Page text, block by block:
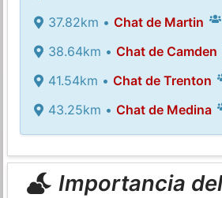
37.82km • Chat de Martin
38.64km • Chat de Camden
41.54km • Chat de Trenton
43.25km • Chat de Medina
Importancia